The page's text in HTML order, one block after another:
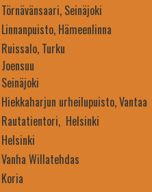
Törnävänsaari, Seinäjoki
Linnanpuisto, Hämeenlinna
Ruissalo, Turku
Joensuu
Seinäjoki
Hiekkaharjun urheilupuisto, Vantaa
Rautatientori, Helsinki
Helsinki
Vanha Willatehdas
Koria